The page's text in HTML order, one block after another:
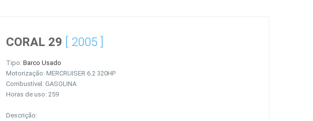
CORAL 29 [ 2005 ]
Tipo: Barco Usado
Motorização: MERCRUISER 6.2 320HP
Combustível: GASOLINA
Horas de uso: 259
Descrição: